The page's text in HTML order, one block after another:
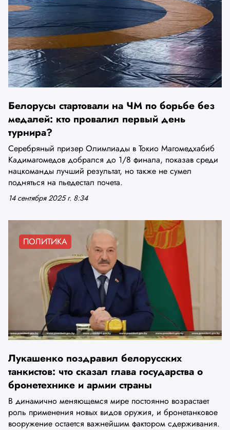
Белорусы стартовали на ЧМ по борьбе без
медалей: кто провалил первый день
турнира?
Серебряный призер Олимпиады в Токио Магомедхабиб
Кадимагомедов добрался до 1/8 финала, показав среди
нацкоманды лучший результат, но также не сумел
подняться на пьедестал почета.
14 сентября 2025 г. 8:34
ПОЛИТИКА
Лукашенко поздравил белорусских
танкистов: что сказал глава государства о
бронетехнике и армии страны
В динамично меняющемся мире постоянно возрастает
роль применения новых видов оружия, и бронетанковое
вооружение остается важнейшим фактором сдерживания.